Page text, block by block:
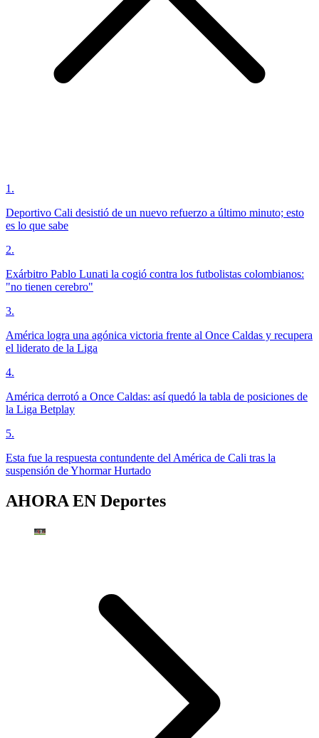
1 .
Deportivo Cali desistió de un nuevo refuerzo a último minuto; esto
es lo que sabe
2.
Exárbitro Pablo Lunati la cogió contra los futbolistas colombianos:
"no tienen cerebro"
3.
América logra una agónica victoria frente al Once Caldas y recupera
el liderato de la Liga
4.
América derrotó a Once Caldas: así quedó la tabla de posiciones de
la Liga Betplay
5.
Esta fue la respuesta contundente del América de Cali tras la
suspensión de Yhormar Hurtado
AHORA EN Deportes